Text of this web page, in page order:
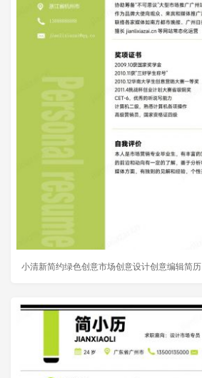
小清新简约绿色创意市场创意设计创意编辑简历